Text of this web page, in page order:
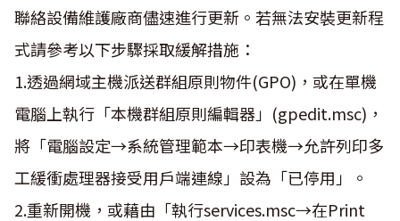
聯絡設備維護廠商儘速進行更新。若無法安裝更新程
式請參考以下步驟採取緩解措施：
1.透過網域主機派送群組原則物件(GPO)，或在單機
電腦上執行「本機群組原則編輯器」(gpedit.msc)，
將「電腦設定→系統管理範本→印表機→允許列印多
工緩衝處理器接受用戶端連線」設為「已停用」。
2.重新開機，或藉由「執行services.msc→在Print